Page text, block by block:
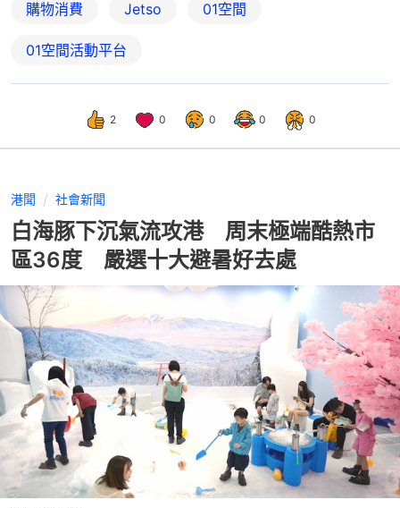
購物消費 Jetso 01空間
01空間活動平台
2 0 0 0 0
港聞 社會新聞
白海豚下沉氣流攻港 周末極端酷熱市
區36度 嚴選十大避暑好去處